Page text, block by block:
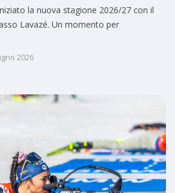
la nuova stagione 2026/27 con il
Lavazé. Un momento per
2026